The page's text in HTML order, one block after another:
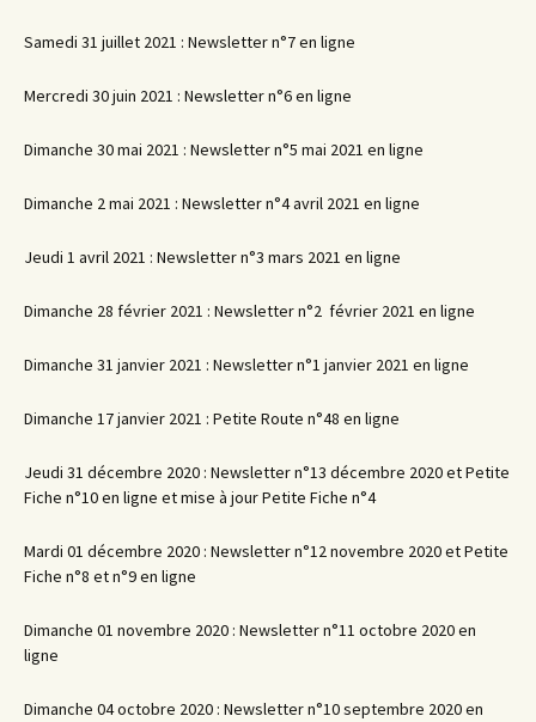
Samedi 31 juillet 2021 : Newsletter n°7 en ligne
Mercredi 30 juin 2021 : Newsletter n°6 en ligne
Dimanche 30 mai 2021 : Newsletter n°5 mai 2021 en ligne
Dimanche 2 mai 2021 : Newsletter n°4 avril 2021 en ligne
Jeudi 1 avril 2021 : Newsletter n°3 mars 2021 en ligne
Dimanche 28 février 2021 : Newsletter n°2 février 2021 en ligne
Dimanche 31 janvier 2021 : Newsletter n°1 janvier 2021 en ligne
Dimanche 17 janvier 2021 : Petite Route n°48 en ligne
Jeudi 31 décembre 2020 : Newsletter n°13 décembre 2020 et Petite
Fiche n°10 en ligne et mise à jour Petite Fiche n°4
Mardi 01 décembre 2020 : Newsletter n°12 novembre 2020 et Petite
Fiche n°8 et n°9 en ligne
Dimanche 01 novembre 2020 : Newsletter n°11 octobre 2020 en
ligne
Dimanche 04 octobre 2020 : Newsletter n°10 septembre 2020 en